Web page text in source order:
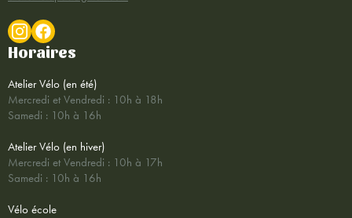
Horaires
Atelier Vélo (en été)
Mercredi et Vendredi : 10h à 18h
Samedi : 10h à 16h
Atelier Vélo (en hiver)
Mercredi et Vendredi : 10h à 17h
Samedi : 10h à 16h
Vélo école